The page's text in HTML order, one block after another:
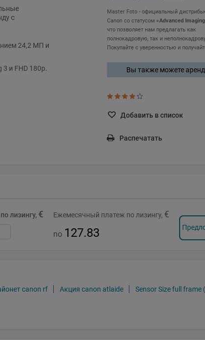
с
24,2 МП и
3 и FHD 180p.
Master Foto - официальный
Canon со статусом «Advanced
что позволяет нам предлагать как
полнокадровую, так и
Покупайте с уверенностью и
Вы также можете
Добавить в список
Распечатать
лизингу, € Ежемесячный платеж по лизингу, €
no 127.83
canon rf Акция canon atlaide Sensor Size full frame